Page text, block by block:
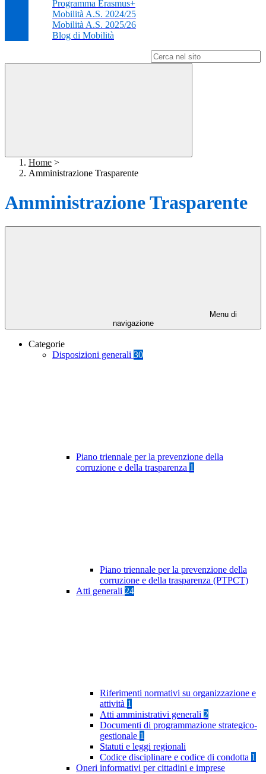
Programma Erasmus+
Mobilità A.S. 2024/25
Mobilità A.S. 2025/26
Blog di Mobilità
Home >
Amministrazione Trasparente
Amministrazione Trasparente
Menu di
navigazione
Categorie
Disposizioni generali 30
Piano triennale per la prevenzione della
corruzione e della trasparenza 1
Piano triennale per la prevenzione della
corruzione e della trasparenza (PTPCT)
Atti generali 24
Riferimenti normativi su organizzazione e
attività 1
Atti amministrativi generali 2
Documenti di programmazione strategico-
gestionale 1
Statuti e leggi regionali
Codice disciplinare e codice di condotta 1
Oneri informativi per cittadini e imprese